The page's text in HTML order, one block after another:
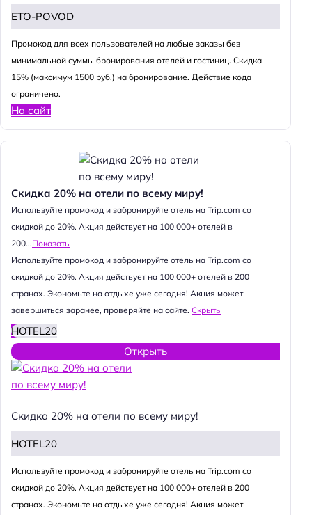
ETO-POVOD
Промокод для всех пользователей на любые заказы без
минимальной суммы бронирования отелей и гостиниц. Скидка
15% (максимум 1500 руб.) на бронирование. Действие кода
ограничено.
На сайт
Скидка 20% на отели по всему миру!
Используйте промокод и забронируйте отель на Trip.com со
скидкой до 20%. Акция действует на 100 000+ отелей в
200...Показать
Используйте промокод и забронируйте отель на Trip.com со
скидкой до 20%. Акция действует на 100 000+ отелей в 200
странах. Экономьте на отдыхе уже сегодня! Акция может
завершиться заранее, проверяйте на сайте. Скрыть
HOTEL20
Открыть
Скидка 20% на отели по всему миру!
HOTEL20
Используйте промокод и забронируйте отель на Trip.com со
скидкой до 20%. Акция действует на 100 000+ отелей в 200
странах. Экономьте на отдыхе уже сегодня! Акция может